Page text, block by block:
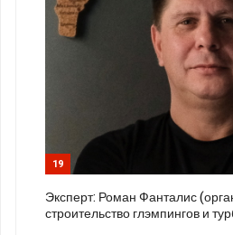
19
Эксперт: Роман Фанталис
строительство глэмпингов и